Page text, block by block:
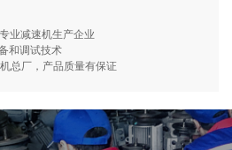
业减速机生产企业
和调试技术
总厂，产品质量有保证